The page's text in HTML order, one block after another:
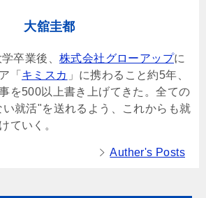
大舘圭都
卒業後、 株式会社グローアップに
「 キミスカ 」に携わること約5年、
を500以上書き上げてきた。全ての
就活"を送れるよう、これからも就
ていく。
Auther's Posts